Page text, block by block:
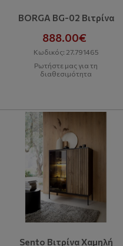
BORGA BG-02 Βιτρίνα
888.00€
Κωδικός: 27.791465
Ρωτήστε μας για τη
διαθεσιμότητα
Sento Βιτρίνα Χαμηλή